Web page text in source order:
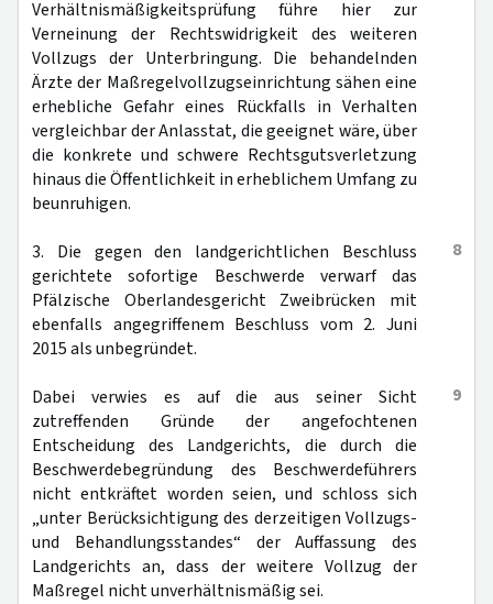
Verhältnismäßigkeitsprüfung führe hier zur
Verneinung der Rechtswidrigkeit des weiteren
Vollzugs der Unterbringung. Die behandelnden
Ärzte der Maßregelvollzugseinrichtung sähen eine
erhebliche Gefahr eines Rückfalls in Verhalten
vergleichbar der Anlasstat, die geeignet wäre, über
die konkrete und schwere Rechtsgutsverletzung
hinaus die Öffentlichkeit in erheblichem Umfang zu
beunruhigen.
8
3. Die gegen den landgerichtlichen Beschluss
gerichtete sofortige Beschwerde verwarf das
Pfälzische Oberlandesgericht Zweibrücken mit
ebenfalls angegriffenem Beschluss vom 2. Juni
2015 als unbegründet.
9
Dabei verwies es auf die aus seiner Sicht
zutreffenden Gründe der angefochtenen
Entscheidung des Landgerichts, die durch die
Beschwerdebegründung des Beschwerdeführers
nicht entkräftet worden seien, und schloss sich
„unter Berücksichtigung des derzeitigen Vollzugs-
und Behandlungsstandes“ der Auffassung des
Landgerichts an, dass der weitere Vollzug der
Maßregel nicht unverhältnismäßig sei.